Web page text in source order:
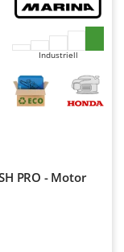
Industriell
PRO - Motor